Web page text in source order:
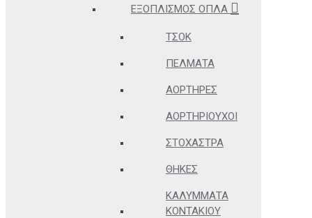
ΕΞΟΠΛΙΣΜΌΣ ΌΠΛΑ
ΤΣΟΚ
ΠΈΛΜΑΤΑ
ΑΟΡΤΉΡΕΣ
ΑΟΡΤΗΡΙΟΎΧΟΙ
ΣΤΌΧΑΣΤΡΑ
ΘΉΚΕΣ
ΚΑΛΎΜΜΑΤΑ
ΚΟΝΤΑΚΊΟΥ